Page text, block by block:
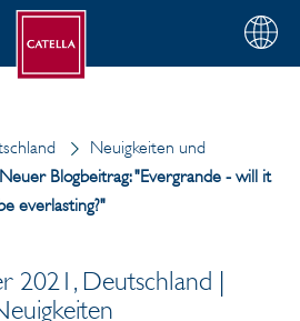
Wählen
Sie
Neuigkeiten und
Neuer Blogbeitrag: "Evergrande - will it
everlasting?"
2021, Deutschland |